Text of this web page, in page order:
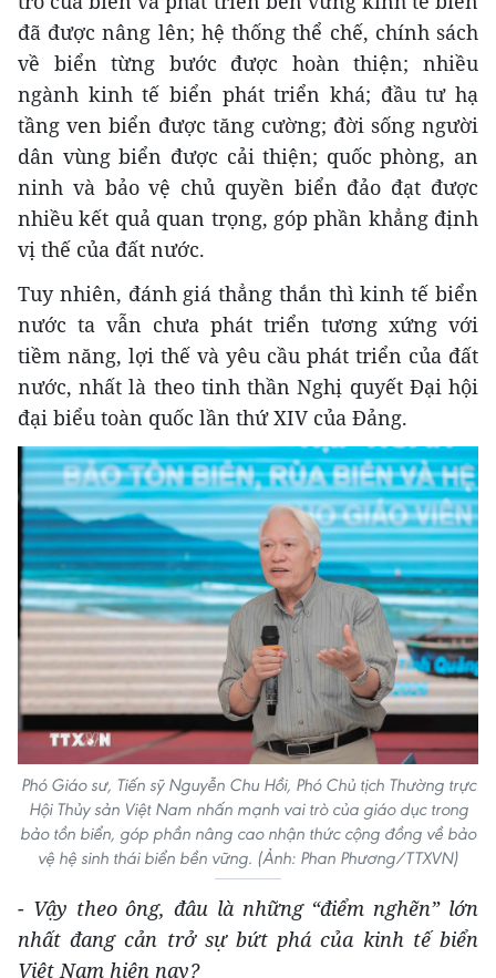
đã được nâng lên; hệ thống thể chế, chính sách
về biển từng bước được hoàn thiện; nhiều
ngành kinh tế biển phát triển khá; đầu tư hạ
tầng ven biển được tăng cường; đời sống người
dân vùng biển được cải thiện; quốc phòng, an
ninh và bảo vệ chủ quyền biển đảo đạt được
nhiều kết quả quan trọng, góp phần khẳng định
vị thế của đất nước.
Tuy nhiên, đánh giá thẳng thắn thì kinh tế biển
nước ta vẫn chưa phát triển tương xứng với
tiềm năng, lợi thế và yêu cầu phát triển của đất
nước, nhất là theo tinh thần Nghị quyết Đại hội
đại biểu toàn quốc lần thứ XIV của Đảng.
Phó Giáo sư, Tiến sỹ Nguyễn Chu Hồi, Phó Chủ tịch Thường trực
Hội Thủy sản Việt Nam nhấn mạnh vai trò của giáo dục trong
bảo tồn biển, góp phần nâng cao nhận thức cộng đồng về bảo
vệ hệ sinh thái biển bền vững. (Ảnh: Phan Phương/TTXVN)
- Vậy theo ông, đâu là những “điểm nghẽn”lớn
nhất đang cản trở sự bứt phá của kinh tế biển
Việt Nam hiện nay?